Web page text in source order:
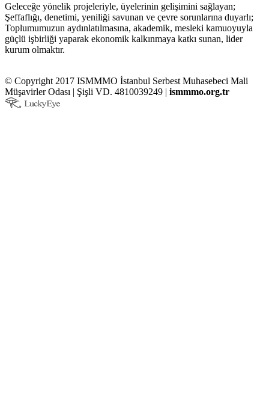
Geleceğe yönelik projeleriyle, üyelerinin gelişimini sağlayan;
Şeffaflığı, denetimi, yeniliği savunan ve çevre sorunlarına duyarlı;
Toplumumuzun aydınlatılmasına, akademik, mesleki kamuoyuyla
güçlü işbirliği yaparak ekonomik kalkınmaya katkı sunan, lider
kurum olmaktır.
© Copyright 2017 ISMMMO İstanbul Serbest Muhasebeci Mali
Müşavirler Odası | Şişli VD. 4810039249 | ismmmo.org.tr